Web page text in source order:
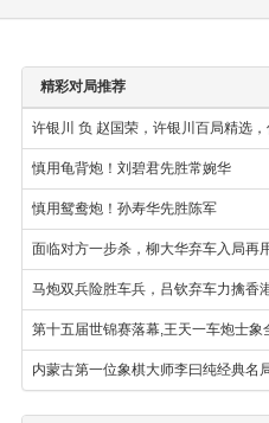
精彩对局推荐
许银川 负 赵国荣，许银川百局精选
慎用龟背炮！刘碧君先胜常婉华
慎用鸳鸯炮！孙寿华先胜陈军
面临对方一步杀，柳大华弃车入局再
马炮双兵险胜车兵，吕钦弃车力擒香
第十五届世锦赛落幕,王天一车炮士
内蒙古第一位象棋大师李曰纯经典名